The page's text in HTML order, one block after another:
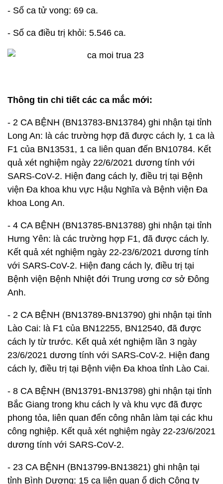
- Số ca tử vong: 69 ca.
- Số ca điều trị khỏi: 5.546 ca.
Thông tin chi tiết các ca mắc mới:
- 2 CA BỆNH (BN13783-BN13784) ghi nhận tại tỉnh
Long An: là các trường hợp đã được cách ly, 1 ca là
F1 của BN13531, 1 ca liên quan đến BN10784. Kết
quả xét nghiệm ngày 22/6/2021 dương tính với
SARS-CoV-2. Hiện đang cách ly, điều trị tại Bệnh
viện Đa khoa khu vực Hậu Nghĩa và Bệnh viện Đa
khoa Long An.
- 4 CA BỆNH (BN13785-BN13788) ghi nhận tại tỉnh
Hưng Yên: là các trường hợp F1, đã được cách ly.
Kết quả xét nghiệm ngày 22-23/6/2021 dương tính
với SARS-CoV-2. Hiện đang cách ly, điều trị tại
Bệnh viện Bệnh Nhiệt đới Trung ương cơ sở Đông
Anh.
- 2 CA BỆNH (BN13789-BN13790) ghi nhận tại tỉnh
Lào Cai: là F1 của BN12255, BN12540, đã được
cách ly từ trước. Kết quả xét nghiệm lần 3 ngày
23/6/2021 dương tính với SARS-CoV-2. Hiện đang
cách ly, điều trị tại Bệnh viện Đa khoa tỉnh Lào Cai.
- 8 CA BỆNH (BN13791-BN13798) ghi nhận tại tỉnh
Bắc Giang trong khu cách ly và khu vực đã được
phong tỏa, liên quan đến công nhân làm tại các khu
công nghiệp. Kết quả xét nghiệm ngày 22-23/6/2021
dương tính với SARS-CoV-2.
- 23 CA BỆNH (BN13799-BN13821) ghi nhận tại
tỉnh Bình Dương: 15 ca liên quan ổ dịch Công ty